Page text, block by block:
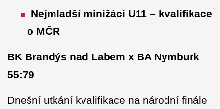
Nejmladší minižáci U11 – kvalifikace
o MČR
BK Brandýs nad Labem x BA Nymburk
55:79
Dnešní utkání kvalifikace na národní finále